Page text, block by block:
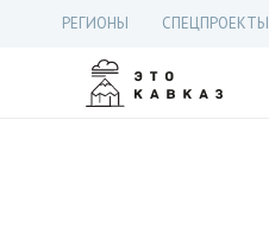
РЕГИОНЫ СПЕЦПРОЕКТЫ